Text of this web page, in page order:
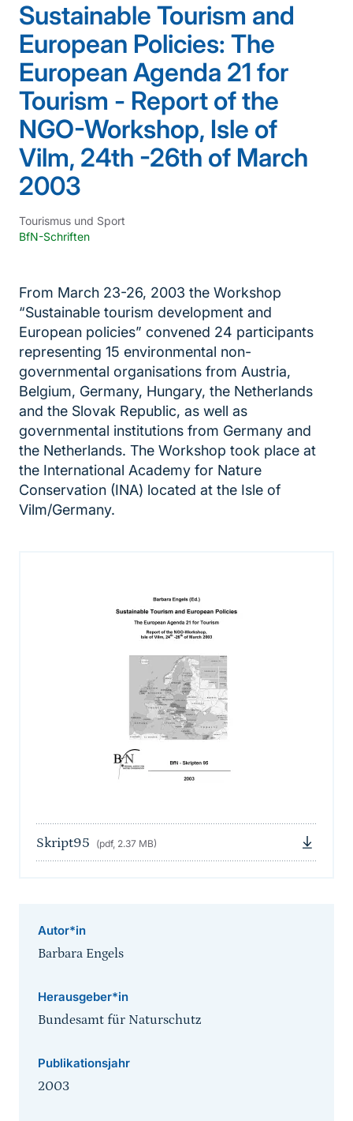
Sustainable Tourism and
European Policies: The
European Agenda 21 for
Tourism - Report of the
NGO-Workshop, Isle of
Vilm, 24th -26th of March
2003
Tourismus und Sport
BfN-Schriften
From March 23-26, 2003 the Workshop
“Sustainable tourism development and
European policies” convened 24 participants
representing 15 environmental non-
governmental organisations from Austria,
Belgium, Germany, Hungary, the Netherlands
and the Slovak Republic, as well as
governmental institutions from Germany and
the Netherlands. The Workshop took place at
the International Academy for Nature
Conservation (INA) located at the Isle of
Vilm/Germany.
Skript95 (pdf, 2.37 MB)
Autor*in
Barbara Engels
Herausgeber*in
Bundesamt für Naturschutz
Publikationsjahr
2003